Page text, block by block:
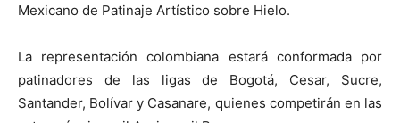
Mexicano de Patinaje Artístico sobre Hielo.
La representación colombiana estará conformada por
patinadores de las ligas de Bogotá, Cesar, Sucre,
Santander, Bolívar y Casanare, quienes competirán en las